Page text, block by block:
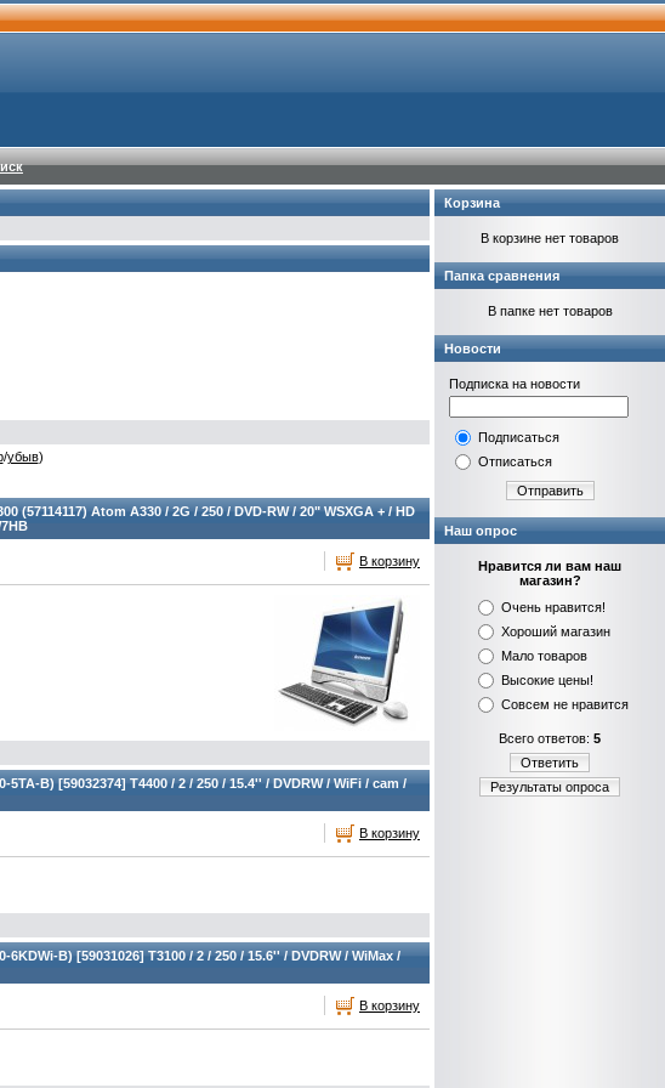
/убыв)
(57114117) Atom A330 / 2G / 250 / DVD-RW / 20" WSXGA + / HD
В корзину
5TA-B) [59032374] T4400 / 2 / 250 / 15.4'' / DVDRW / WiFi / cam /
В корзину
6KDWi-B) [59031026] T3100 / 2 / 250 / 15.6'' / DVDRW / WiMax /
В корзину
Корзина
В корзине нет товаров
Папка сравнения
В папке нет товаров
Новости
Подписка на новости
Подписаться
Отписаться
Отправить
Наш опрос
Нравится ли вам наш
магазин?
Очень нравится!
Хороший магазин
Мало товаров
Высокие цены!
Совсем не нравится
Всего ответов: 5
Ответить
Результаты опроса